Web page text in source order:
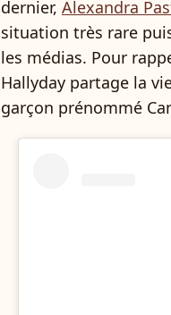
dernier, Alexandra
situation très rare
les médias. Pour
Hallyday partage la
garçon prénommé